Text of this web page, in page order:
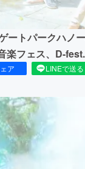
ートパークハノ
楽フェス、D-
ア LINEで送る